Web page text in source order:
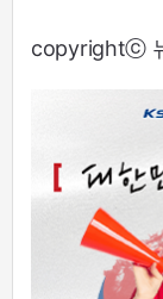
copyrightⓒ